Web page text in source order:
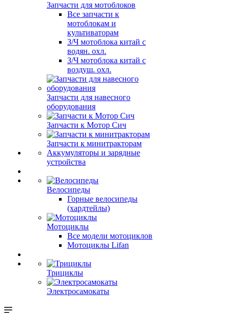
Запчасти для мотоблоков
Все запчасти к
мотоблокам и
культиваторам
З/Ч мотоблока китай с
водян. охл.
З/Ч мотоблока китай с
воздуш. охл.
Запчасти для навесного
оборудования
Запчасти к Мотор Сич
Запчасти к минитракторам
Аккумуляторы и зарядные
устройства
Велосипеды
Горные велосипеды
(хардтейлы)
Мотоциклы
Все модели мотоциклов
Мотоциклы Lifan
Трициклы
Электросамокаты